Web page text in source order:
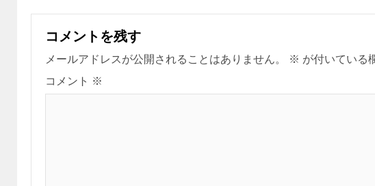
コメントを残す
メールアドレスが公開されることはありません。 ※ が付いている
コメント ※